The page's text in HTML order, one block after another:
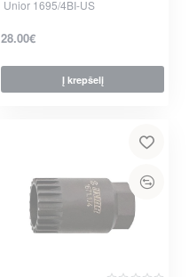
Unior 1695/4BI-US
28.00€
Į krepšelį